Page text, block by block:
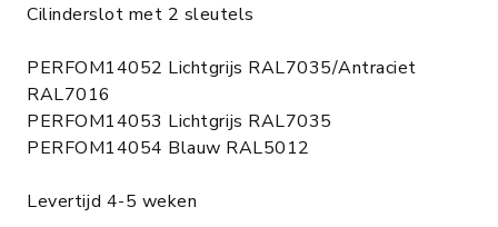
Cilinderslot met 2 sleutels
PERFOM14052 Lichtgrijs RAL7035/Antraciet
RAL7016
PERFOM14053 Lichtgrijs RAL7035
PERFOM14054 Blauw RAL5012
Levertijd 4-5 weken